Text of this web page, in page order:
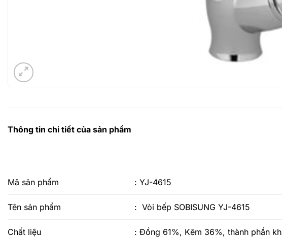
Thông tin chi tiết của sản phẩm
Mã sản phẩm : YJ-4615
Tên sản phẩm : Vòi bếp SOBISUNG YJ-4615
Chất liệu : Đồng 61%, Kẽm 36%, thành phần